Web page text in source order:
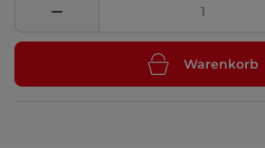
Warenkorb